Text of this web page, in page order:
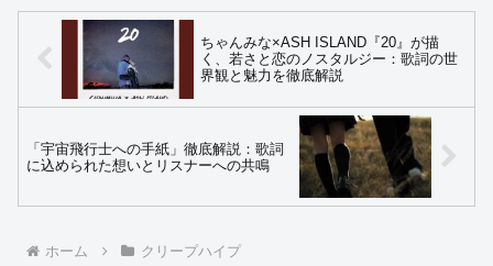
ちゃんみな×ASH ISLAND『20』が描
く、若さと恋のノスタルジー：歌詞の世
界観と魅力を徹底解説
「宇宙飛行士への手紙」徹底解説：歌詞
に込められた想いとリスナーへの共鳴
ホーム クリープハイプ